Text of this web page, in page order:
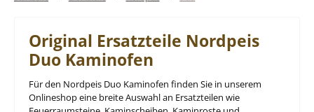
Original Ersatzteile Nordpeis
Duo Kaminofen
Für den Nordpeis Duo Kaminofen finden Sie in unserem
Onlineshop eine breite Auswahl an Ersatzteilen wie